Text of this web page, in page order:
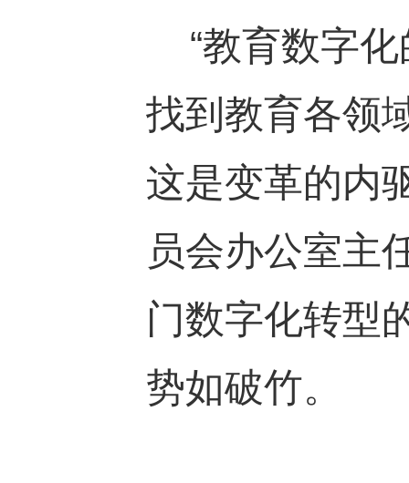
“教育数字化
找到教育各领
这是变革的内
员会办公室主
门数字化转型
势如破竹。